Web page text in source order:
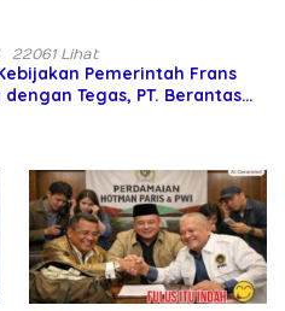
22061 Lihat
Pemerintah Frans
Tegas, PT. Berantas